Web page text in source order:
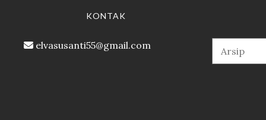
KONTAK
elvasusanti55@gmail.com